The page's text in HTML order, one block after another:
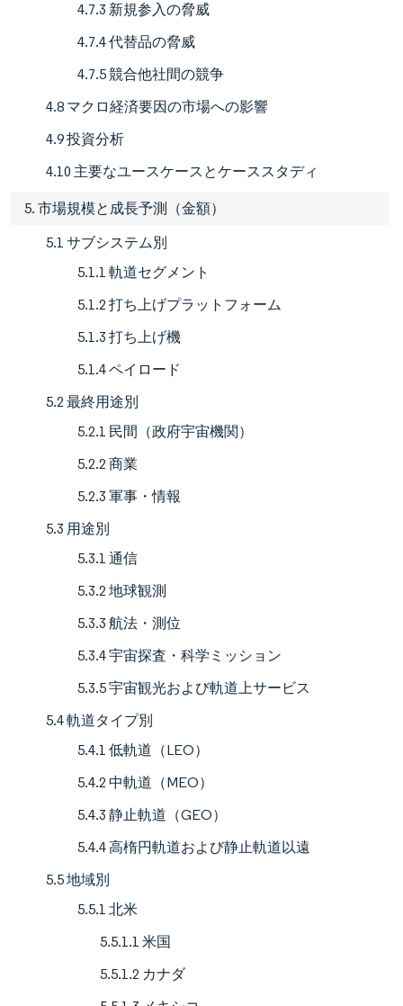
4.7.3 新規参入の脅威
4.7.4 代替品の脅威
4.7.5 競合他社間の競争
4.8 マクロ経済要因の市場への影響
4.9 投資分析
4.10 主要なユースケースとケーススタディ
5. 市場規模と成長予測（金額）
5.1 サブシステム別
5.1.1 軌道セグメント
5.1.2 打ち上げプラットフォーム
5.1.3 打ち上げ機
5.1.4 ペイロード
5.2 最終用途別
5.2.1 民間（政府宇宙機関）
5.2.2 商業
5.2.3 軍事・情報
5.3 用途別
5.3.1 通信
5.3.2 地球観測
5.3.3 航法・測位
5.3.4 宇宙探査・科学ミッション
5.3.5 宇宙観光および軌道上サービス
5.4 軌道タイプ別
5.4.1 低軌道（LEO）
5.4.2 中軌道（MEO）
5.4.3 静止軌道（GEO）
5.4.4 高楕円軌道および静止軌道以遠
5.5 地域別
5.5.1 北米
5.5.1.1 米国
5.5.1.2 カナダ